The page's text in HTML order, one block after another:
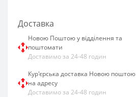
Доставка
Новою Поштою у відділення та
поштомати
Доставимо за 24-48 годин
Кур'єрська доставка Новою поштою
на адресу
Доставимо за 24-48 годин